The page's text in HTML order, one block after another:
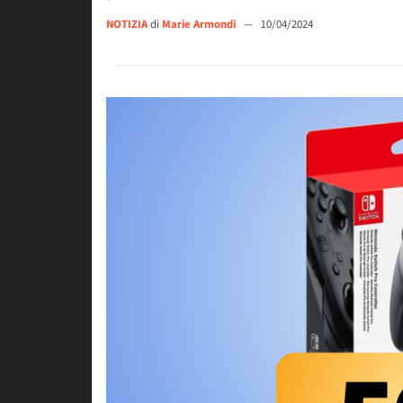
NOTIZIAdi Marie Armondi — 10/04/2024